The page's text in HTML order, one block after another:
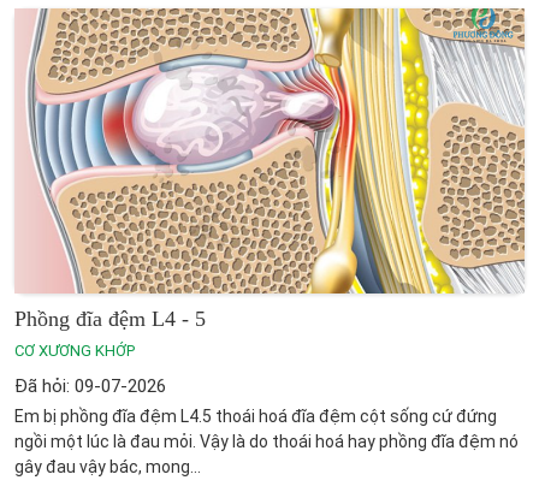
Phồng đĩa đệm L4 - 5
CƠ XƯƠNG KHỚP
Đã hỏi: 09-07-2026
Em bị phồng đĩa đệm L4.5 thoái hoá đĩa đệm cột sống cứ đứng
ngồi một lúc là đau mỏi. Vậy là do thoái hoá hay phồng đĩa đệm nó
gây đau vậy bác, mong...